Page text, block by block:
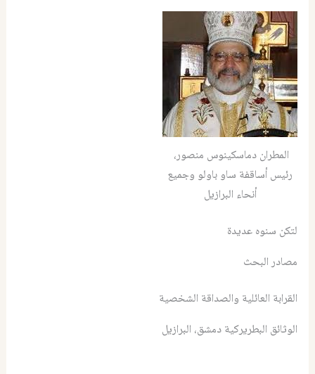
المطران دماسكينوس منصور،
رئيس أساقفة ساو باولو وجميع
أنحاء البرازيل
لتكن سنوه عديدة
مصادر البحث
القرابة العائلية والصداقة الشخصية
الوثائق البطريركية دمشق، البرازيل